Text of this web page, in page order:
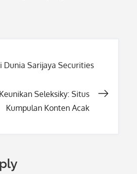
Dunia Sarijaya Securities
Seleksiky: Situs
Kumpulan Konten Acak